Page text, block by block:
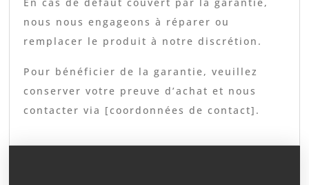
En cas de défaut couvert par la garantie,
nous nous engageons à réparer ou
remplacer le produit à notre discrétion.
Pour bénéficier de la garantie, veuillez
conserver votre preuve d’achat et nous
contacter via [coordonnées de contact].